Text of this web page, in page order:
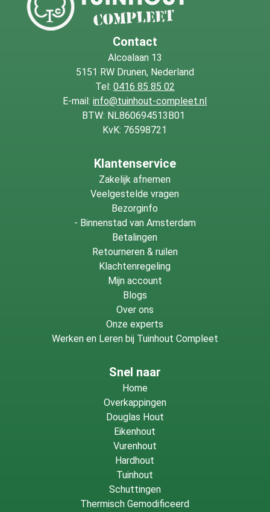
Contact
Alcoalaan 13
5151 RW Drunen, Nederland
Tel: 0416 85 85 02
E-mail:info@tuinhout-compleet.nl
BTW: NL860694513B01
KvK: 76598721
Klantenservice
Zakelijk afnemen
Veelgestelde vragen
Bezorginfo
- Binnenstad van Amsterdam
Betalingen
Retourneren & ruilen
Klachtenregeling
Mijn account
Blogs
Over ons
Onze experts
Werken en Leren bij Tuinhout Compleet
Snel naar
Home
Overkappingen
Douglas Hout
Eikenhout
Vurenhout
Hardhout
Tuinhout
Schuttingen
Thermisch Gemodificeerd